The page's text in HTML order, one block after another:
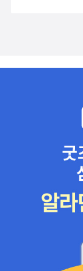
단편집이라고 보
에는 13가지 모두
등장하는 소설 정
범인은 무슨 이유
리고 살인은 습관
야기!! 비뚤어진
사건현장을 설치
보이는 이야기..가
나 푸아로같은 탐
다.좀 독자를 위한
구해하지 않으실
티 전집 1 - 빛이
없었다 애거서 크
티 전집 4 - 0시를
인 사건 애거서 크
티 전집 7 - 살인을
집 애거서 크리스
집 12 - 스타일스
의 죽음 애거서 크